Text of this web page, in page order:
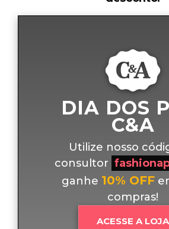
DIA DOS
C&A
Utilize nosso
consultor
ganhe 10% OFF
compras!
ACESSE A LOJA